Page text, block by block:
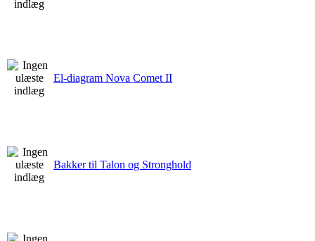
El-diagram Nova Comet II
Bakker til Talon og Stronghold